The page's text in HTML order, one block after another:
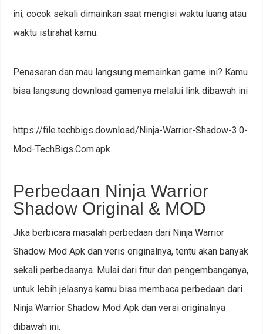
ini, cocok sekali dimainkan saat mengisi waktu luang atau
waktu istirahat kamu.
Penasaran dan mau langsung memainkan game ini? Kamu
bisa langsung download gamenya melalui link dibawah ini
https://file.techbigs.download/Ninja-Warrior-Shadow-3.0-
Mod-TechBigs.Com.apk
Perbedaan Ninja Warrior
Shadow Original & MOD
Jika berbicara masalah perbedaan dari Ninja Warrior
Shadow Mod Apk dan veris originalnya, tentu akan banyak
sekali perbedaanya. Mulai dari fitur dan pengembanganya,
untuk lebih jelasnya kamu bisa membaca perbedaan dari
Ninja Warrior Shadow Mod Apk dan versi originalnya
dibawah ini.